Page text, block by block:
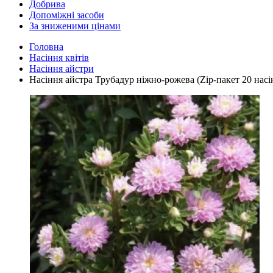
Добрива
Допоміжні засоби
За зниженими цінами
Головна
Насіння квітів
Насіння айстри
Насіння айстра Трубадур ніжно-рожева (Zip-пакет 20